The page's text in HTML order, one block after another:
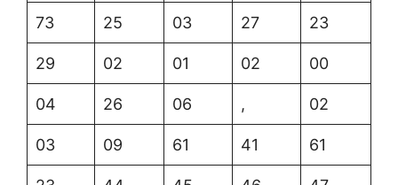
73 25 03 27 23
29 02 01 02 00
04 26 06 , 02
03 09 61 41 61